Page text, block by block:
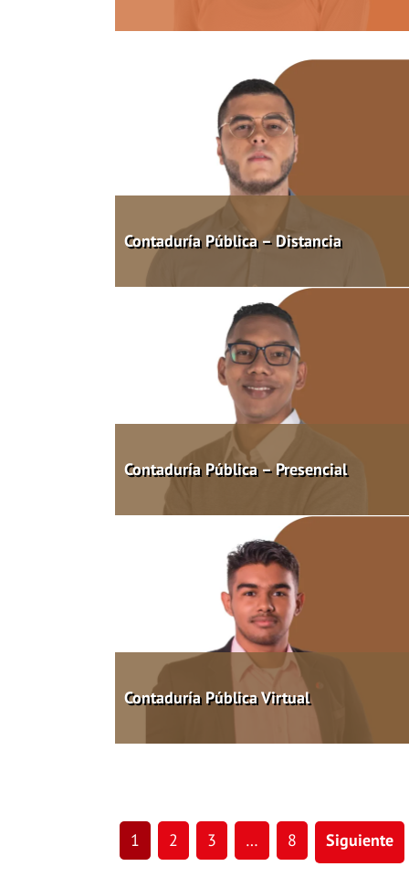
Contaduría Pública – Distancia
Contaduría Pública – Presencial
Contaduría Pública Virtual
1 2 3 … 8 Siguiente